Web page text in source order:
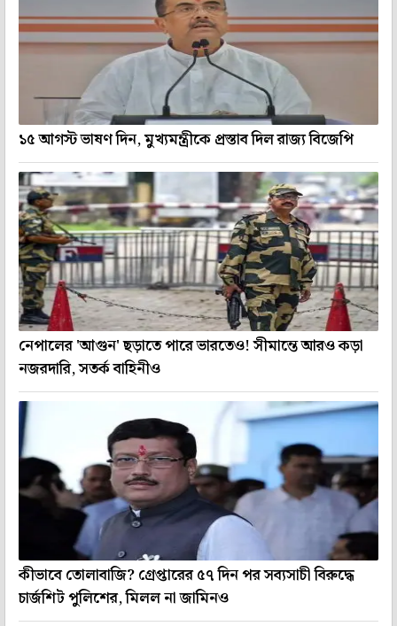
১৫ আগস্ট ভাষণ দিন, মুখ্যমন্ত্রীকে প্রস্তাব দিল রাজ্য বিজেপি
নেপালের 'আগুন' ছড়াতে পারে ভারতেও! সীমান্তে আরও কড়া
নজরদারি, সতর্ক বাহিনীও
কীভাবে তোলাবাজি? গ্রেপ্তারের ৫৭ দিন পর সব্যসাচী বিরুদ্ধে
চার্জশিট পুলিশের, মিলল না জামিনও